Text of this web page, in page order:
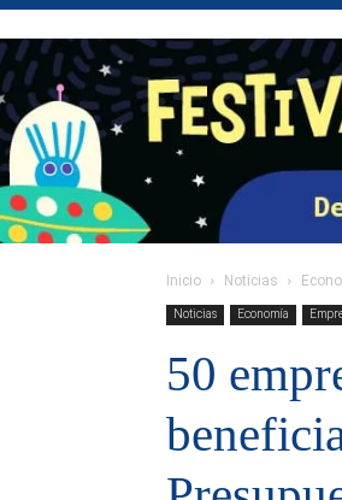
Inicio Noticias
Noticias Economía
50